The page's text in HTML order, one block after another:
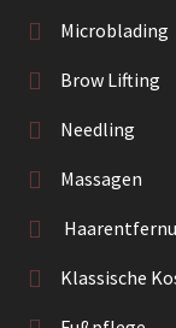
Microblading
Brow Lifting
Needling
Massagen
Klassische